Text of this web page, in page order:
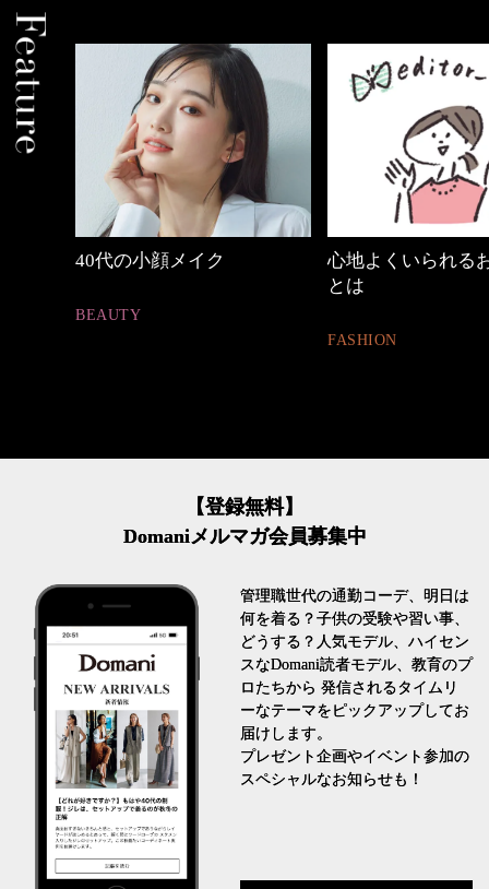
心地よくいられるおしゃれ
優木まおみさん「
割。」
LIFESTYLE
【登録無料】
Domaniメルマガ会員募集中
管理職世代の通勤コーデ、明日は
何を着る？子供の受験や習い事、
どうする？人気モデル、ハイセン
スなDomani読者モデル、教育のプ
ロたちから 発信されるタイムリ
ーなテーマをピックアップしてお
届けします。
プレゼント企画やイベント参加の
スペシャルなお知らせも！